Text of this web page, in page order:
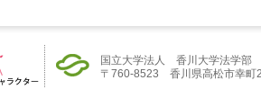
国立大学法人 香川大学法学部
〒760-8523 香川県高松市幸町